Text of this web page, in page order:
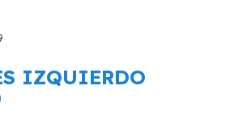
IZQUIERDO